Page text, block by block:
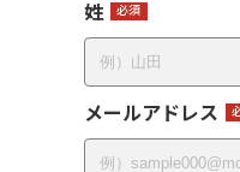
姓
メールアドレス